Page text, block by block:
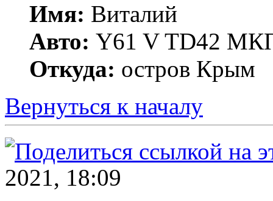
Имя: Виталий
Авто: Y61 V TD42
Откуда: остров Крым
Вернуться к началу
2021, 18:09